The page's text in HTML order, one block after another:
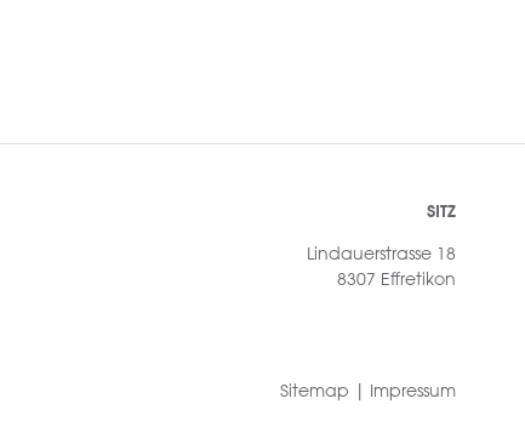
SITZ
Lindauerstrasse 18
8307 Effretikon
Sitemap Impressum